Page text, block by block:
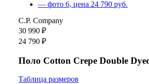
C.P. Company
30 990 ₽
24 790 ₽
Поло Cotton Crepe Double
Таблица размеров